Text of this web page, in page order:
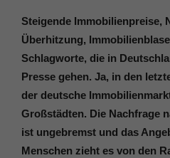
Steigende Immobilienpreise,
Überhitzung,
Schlagworte, die in
Presse gehen. Ja, in den
der deutsche
Großstädten. Die Nachfrage
ist ungebremst und das
Menschen zieht es von den